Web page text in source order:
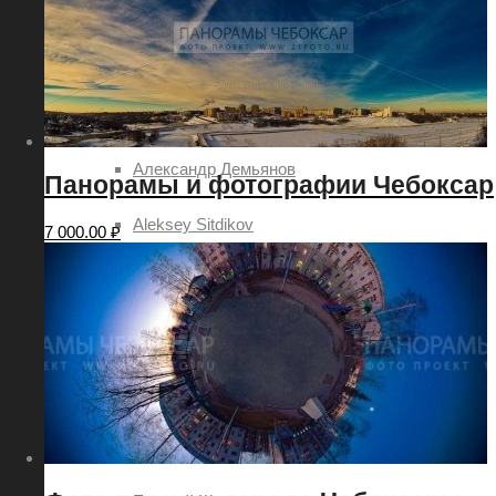
2019
Авторы
Александр Демьянов
Aleksey Sitdikov
Анатолий Овчинников
Алексей Семёнов
Илья Степанов
Павел Ртищев
Панорамы и фотографии Чебоксар
7 000.00 ₽